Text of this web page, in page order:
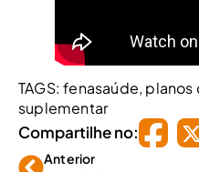
TAGS: fenasaúde, planos
suplementar
Compartilhe no:
Anterior